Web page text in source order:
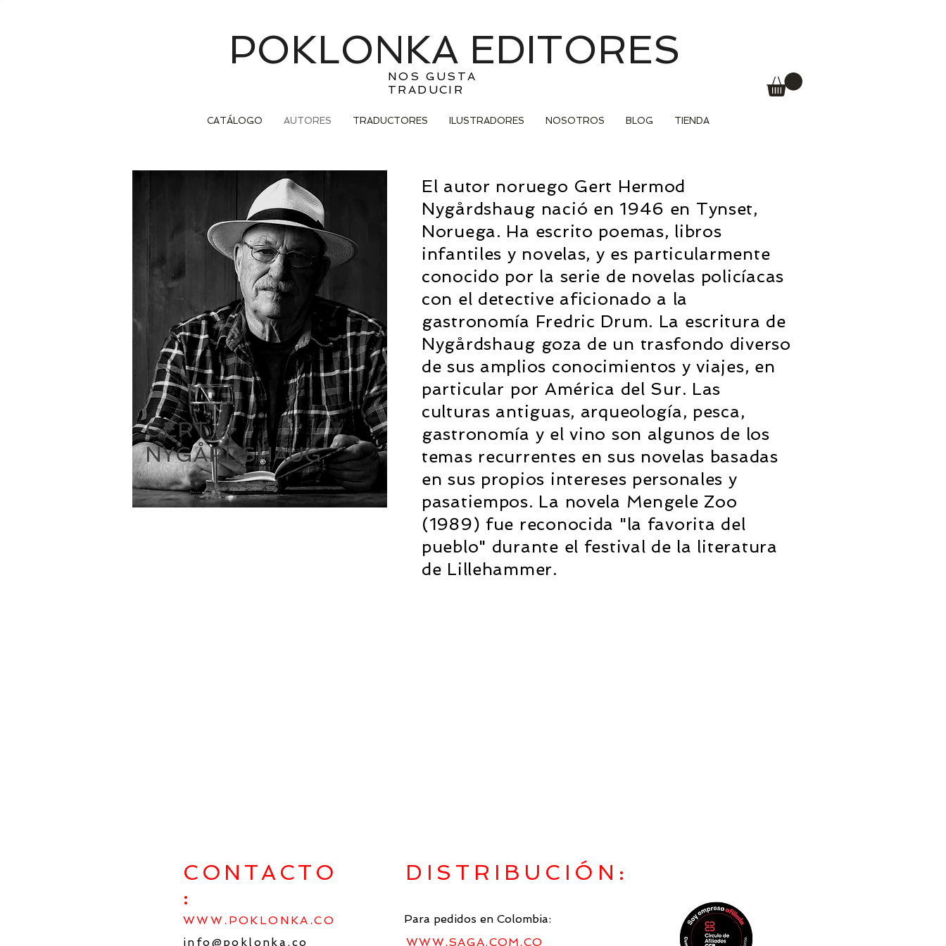
POKLONKA EDITORES
NOS GUSTA
TRADUCIR
CATÁLOGO AUTORES TRADUCTORES ILUSTRADORES NOSOTROS BLOG TIENDA
GERT
NYGÅRDSHAUG
El autor noruego Gert Hermod
Nygårdshaug nació en 1946 en Tynset,
Noruega. Ha escrito poemas, libros
infantiles y novelas, y es particularmente
conocido por la serie de novelas policíacas
con el detective aficionado a la
gastronomía Fredric Drum. La escritura de
Nygårdshaug goza de un trasfondo diverso
de sus amplios conocimientos y viajes, en
particular por América del Sur. Las
culturas antiguas, arqueología, pesca,
gastronomía y el vino son algunos de los
temas recurrentes en sus novelas basadas
en sus propios intereses personales y
pasatiempos. La novela Mengele Zoo
(1989) fue reconocida "la favorita del
pueblo" durante el festival de la literatura
de Lillehammer.
CONTACTO
:
WWW.POKLONKA.CO
info@poklonka.co
DISTRIBUCIÓN:
WWW.SAGA.COM.CO
Para pedidos en Colombia: